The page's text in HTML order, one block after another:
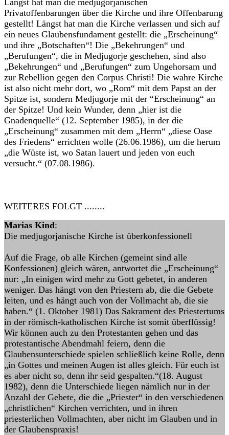
Längst hat man die medjugorjanischen
Privatoffenbarungen über die Kirche und ihre Offenbarung
gestellt! Längst hat man die Kirche verlassen und sich auf
ein neues Glaubensfundament gestellt: die „Erscheinung“
und ihre „Botschaften“! Die „Bekehrungen“ und
„Berufungen“, die in Medjugorje geschehen, sind also
„Bekehrungen“ und „Berufungen“ zum Ungehorsam und
zur Rebellion gegen den Corpus Christi! Die wahre Kirche
ist also nicht mehr dort, wo „Rom“ mit dem Papst an der
Spitze ist, sondern Medjugorje mit der “Erscheinung“ an
der Spitze! Und kein Wunder, denn „hier ist die
Gnadenquelle“ (12. September 1985), in der die
„Erscheinung“ zusammen mit dem „Herrn“ „diese Oase
des Friedens“ errichten wolle (26.06.1986), um die herum
„die Wüste ist, wo Satan lauert und jeden von euch
versucht.“ (07.08.1986).
WEITERES FOLGT ........
Marias Kind:
Die medjugorjanische Kirche ist überkonfessionell
Auf die Frage, ob alle Kirchen (gemeint sind alle
Konfessionen) gleich wären, antwortet die „Erscheinung“
nur: „In einigen wird mehr zu Gott gebetet, in anderen
weniger. Das hängt von den Priestern ab, die die Gebete
leiten, und es hängt auch von der Vollmacht ab, die sie
haben.“ (1. Oktober 1981) Das Sakrament des Priestertums
in der römisch-katholischen Kirche ist somit überflüssig!
Wir können auch zu den Protestanten gehen und das
protestantische Abendmahl feiern, denn die
Glaubensunterschiede spielen schließlich keine Rolle, denn
„in Gottes und meinen Augen ist alles gleich. Für euch ist
es aber nicht so, denn ihr seid gespalten.“(18. August
1982), denn die Unterschiede liegen nämlich nur in der
Anzahl der Gebete, die die „Priester“ in den verschiedenen
„christlichen“ Kirchen verrichten, und in ihren
priesterlichen Vollmachten, aber nicht im Glauben und in
der Glaubenspraxis!